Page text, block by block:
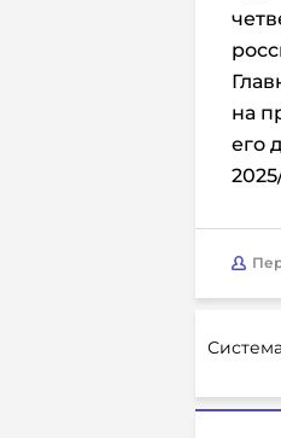
на
его